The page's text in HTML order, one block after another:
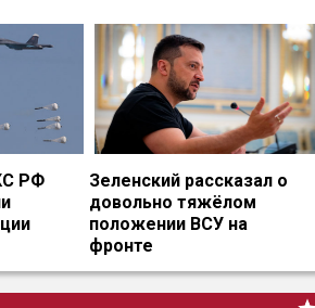
РФ
Зеленский рассказал о
довольно тяжёлом
положении ВСУ на
фронте